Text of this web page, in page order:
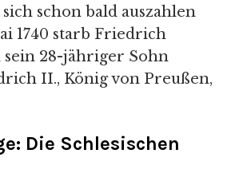
schon bald auszahlen
1740 starb Friedrich
28-jähriger Sohn
II., König von Preußen,
Die Schlesischen